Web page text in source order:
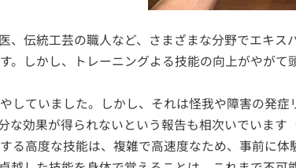
伝統工芸の職人など、さまざまな分野でエキス
。しかし、トレーニングよる技能の向上がやがて
ていました。しかし、それは怪我や障害の発症
効果が得られないという報告も相次いでいます
高度な技能は、複雑で高速度なため、事前に体